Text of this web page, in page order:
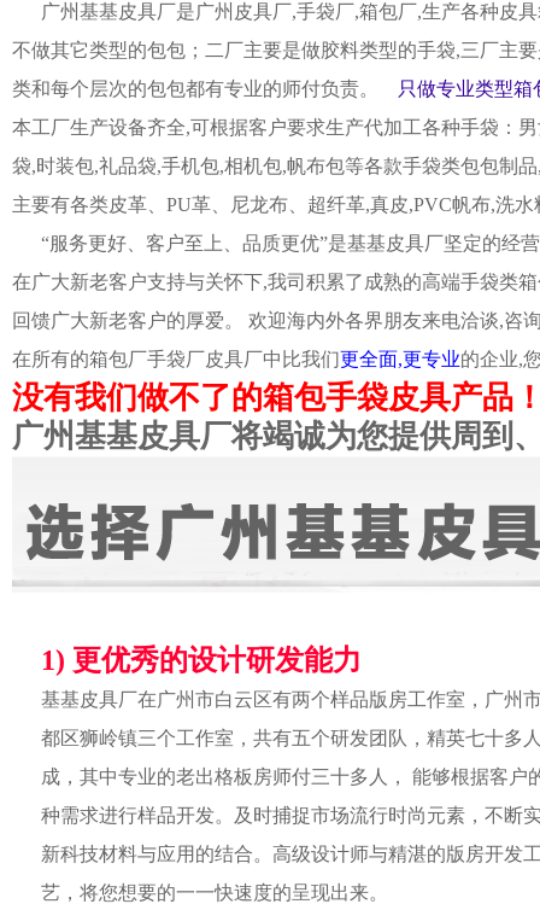
广州基基皮具厂是广州皮具厂,手袋厂,箱包厂,生产各种皮
不做其它类型的包包；二厂主要是做胶料类型的手袋,三厂主
类和每个层次的包包都有专业的师付负责。
只做专业类型箱
本工厂生产设备齐全,可根据客户要求生产代加工各种手袋：
袋,时装包,礼品袋,手机包,相机包,帆布包等各款手袋类包包制
主要有各类皮革、PU革、尼龙布、超纤革,真皮,PVC帆布,洗
“服务更好、客户至上、品质更优”是基基皮具厂坚定的经
在广大新老客户支持与关怀下,我司积累了成熟的高端手袋类
回馈广大新老客户的厚爱。 欢迎海内外各界朋友来电洽谈,咨
在所有的箱包厂手袋厂皮具厂中比我们更全面,更专业的企业,
没有我们做不了的箱包手袋皮具产品
广州基基皮具厂将竭诚为您提供周到
1) 更优秀的设计研发能力
基基皮具厂在广州市白云区有两个样品版房工作室，广州
都区狮岭镇三个工作室，共有五个研发团队，精英七十多
成，其中专业的老出格板房师付三十多人， 能够根据客户
种需求进行样品开发。及时捕捉市场流行时尚元素，不断
新科技材料与应用的结合。高级设计师与精湛的版房开发
艺，将您想要的一一快速度的呈现出来。